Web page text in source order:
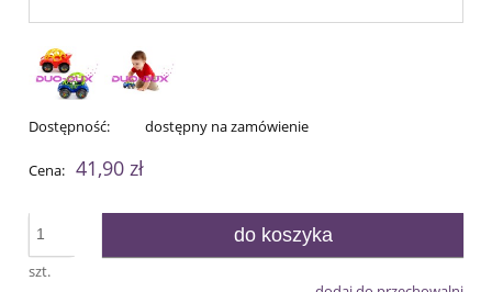
Dostępność: dostępny na zamówienie
Cena: 41,90 zł
szt.
do koszyka